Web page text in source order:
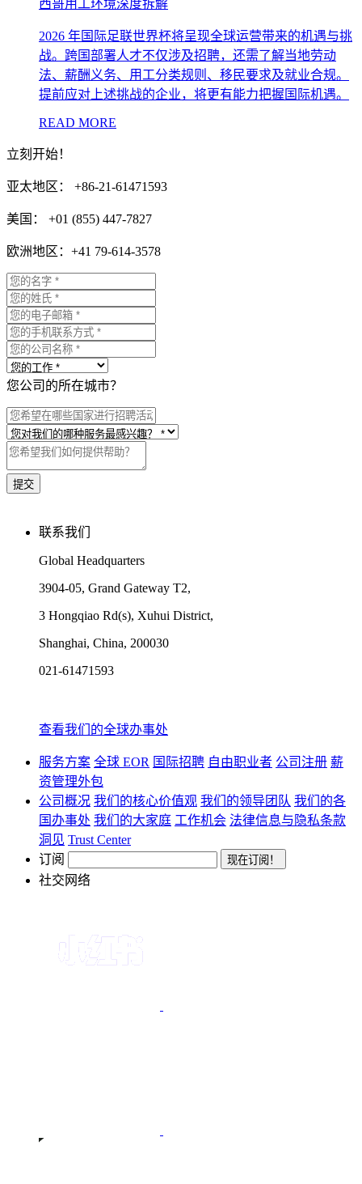
西哥用工环境深度拆解
2026 年国际足联世界杯将呈现全球运营带来的机遇与挑
战。跨国部署人才不仅涉及招聘，还需了解当地劳动
法、薪酬义务、用工分类规则、移民要求及就业合规。
提前应对上述挑战的企业，将更有能力把握国际机遇。
READ MORE
立刻开始！
亚太地区： +86-21-61471593
美国： +01 (855) 447-7827
欧洲地区：+41 79-614-3578
您公司的所在城市？
联系我们
Global Headquarters
3904-05, Grand Gateway T2,
3 Hongqiao Rd(s), Xuhui District,
Shanghai, China, 200030
021-61471593
查看我们的全球办事处
服务方案 全球 EOR 国际招聘 自由职业者 公司注册 薪
资管理外包
公司概况 我们的核心价值观 我们的领导团队 我们的各
国办事处 我们的大家庭 工作机会 法律信息与隐私条款
洞见 Trust Center
订阅
社交网络